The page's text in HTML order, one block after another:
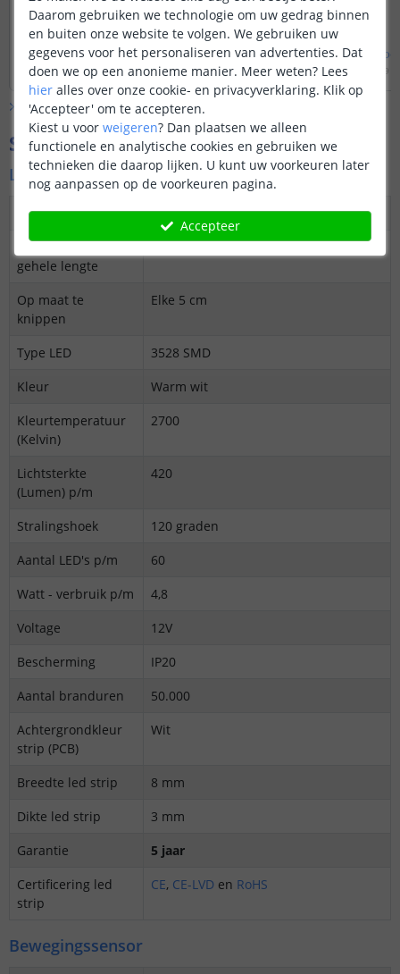
Bekijkhele antwoord
Door Bram op zondag 29 november 2020
Bekijkhele
Door Lizzy op zondag 29
Bekijk alle Vraag & antwoord
Specificaties
Led strip warm wit
Dimbaar
Ja
3M plakstrip over
gehele lengte
Ja
Op maat te
knippen
Elke 5 cm
Type LED
3528 SMD
Kleur
Warm wit
Kleurtemperatuur
(Kelvin)
2700
Lichtsterkte
(Lumen) p/m
420
Stralingshoek
120 graden
Aantal LED's p/m
60
Watt - verbruik p/m
4,8
Voltage
12V
Bescherming
IP20
Aantal branduren
50.000
Achtergrondkleur
strip (PCB)
Wit
Breedte led strip
8 mm
Dikte led strip
3 mm
Garantie
5 jaar
Certificering led
strip
CE, CE-LVD en RoHS
Bewegingssensor
Daarom gebruiken we technologie om uw gedrag binnen
en buiten onze website te volgen. We gebruiken uw
gegevens voor het personaliseren van advertenties. Dat
doen we op een anonieme manier. Meer weten? Lees
hier alles over onze cookie- en privacyverklaring. Klik op
'Accepteer' om te accepteren.
Kiest u voor weigeren? Dan plaatsen we alleen
functionele en analytische cookies en gebruiken we
technieken die daarop lijken. U kunt uw voorkeuren later
nog aanpassen op de voorkeuren pagina.
Accepteer